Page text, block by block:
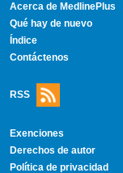
Acerca de MedlinePlus
Qué hay de nuevo
Índice
Contáctenos
RSS
Exenciones
Derechos de autor
Política de privacidad